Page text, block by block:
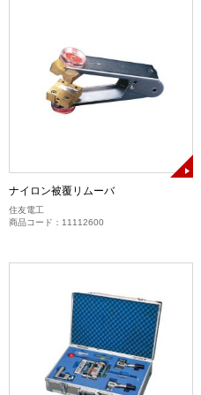
ナイロン被覆リムーバ
住友電工
商品コード：11112600